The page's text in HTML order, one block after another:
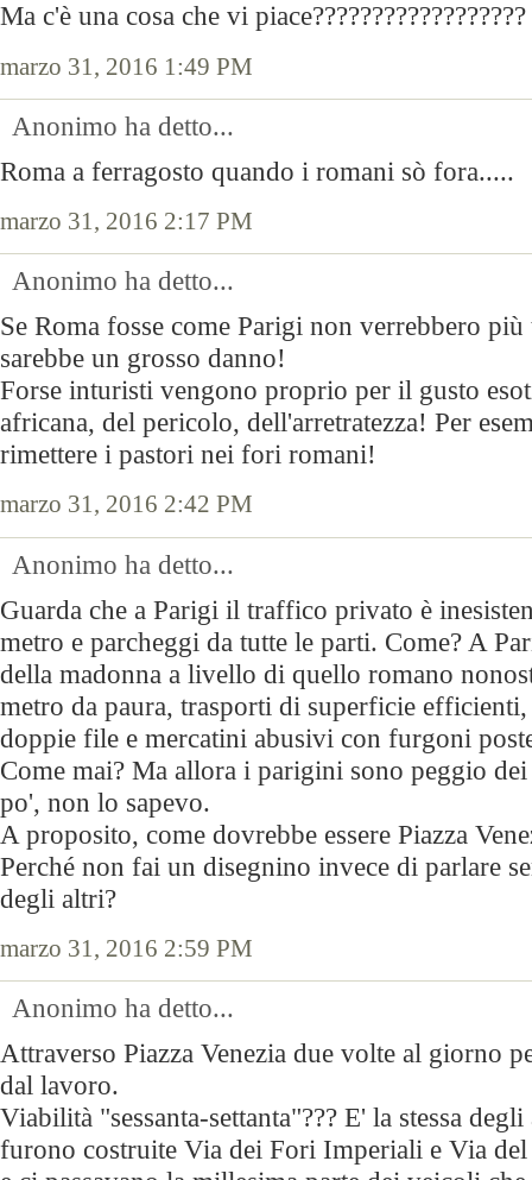
Ma c'è una cosa che vi piace??????????????????
marzo 31, 2016 1:49 PM
Anonimo ha detto...
Roma a ferragosto quando i romani sò fora.....
marzo 31, 2016 2:17 PM
Anonimo ha detto...
Se Roma fosse come Parigi non verrebbero
sarebbe un grosso danno!
Forse inturisti vengono proprio per il gusto
africana, del pericolo, dell'arretratezza! Per
rimettere i pastori nei fori romani!
marzo 31, 2016 2:42 PM
Anonimo ha detto...
Guarda che a Parigi il traffico privato è
metro e parcheggi da tutte le parti. Come? A
della madonna a livello di quello romano
metro da paura, trasporti di superficie
doppie file e mercatini abusivi con furgoni
Come mai? Ma allora i parigini sono peggio
po', non lo sapevo.
A proposito, come dovrebbe essere Piazza
Perché non fai un disegnino invece di parlare
degli altri?
marzo 31, 2016 2:59 PM
Anonimo ha detto...
Attraverso Piazza Venezia due volte al giorno
dal lavoro.
Viabilità "sessanta-settanta"??? E' la stessa
furono costruite Via dei Fori Imperiali e Via